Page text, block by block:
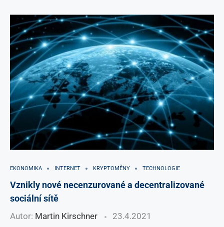
EKONOMIKA INTERNET KRYPTOMĚNY TECHNOLOGIE
Vznikly nové necenzurované a decentralizované
sociální sítě
Autor: Martin Kirschner 23.4.2021